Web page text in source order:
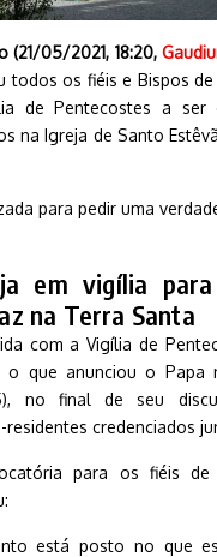
(21/05/2021, 18:20,
todos os fiéis e Bispos
de Pentecostes a ser
na Igreja de Santo
para pedir uma
em vigília
na Terra Santa
com a Vigília de
o que anunciou o Papa
no final de seu
credenciados
para os fiéis
está posto no que